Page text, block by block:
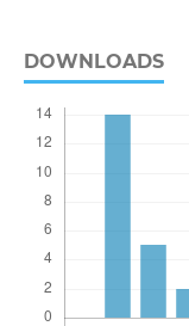
DOWNLOADS